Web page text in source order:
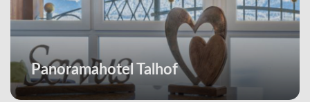
Panoramahotel Talhof